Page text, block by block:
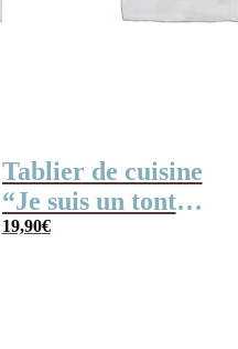
Tablier de cuisine
“Je suis un tonton
qui déchire” –
19,90€